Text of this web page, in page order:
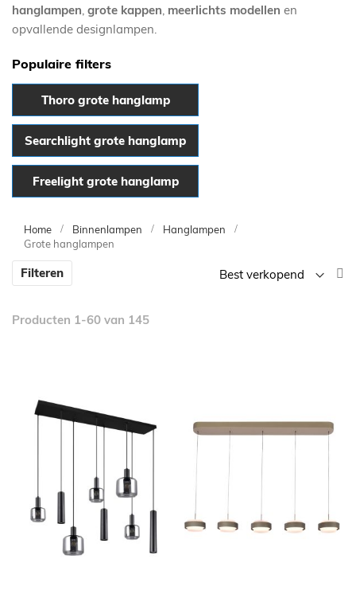
hanglampen, grote kappen, meerlichts modellen en
opvallende designlampen.
Populaire filters
Thoro grote hanglamp
Searchlight grote hanglamp
Freelight grote hanglamp
Home Binnenlampen
Hanglampen
Grote hanglampen
Filteren
Producten 1-60 van 145